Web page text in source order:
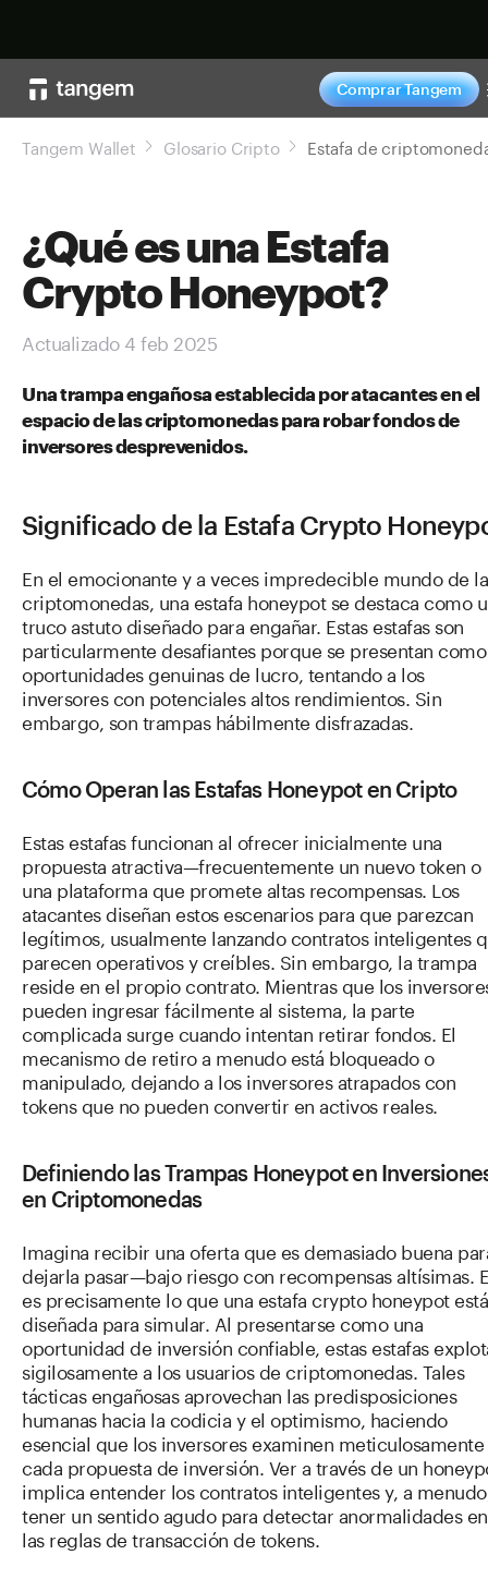
Comprar Tangem
Tangem Wallet Glosario Cripto
¿Qué es una Estafa
Crypto Honeypot?
Actualizado 4 feb 2025
Una trampa engañosa establecida por atacantes en el
espacio de las criptomonedas para robar fondos de
inversores desprevenidos.
Significado de la Estafa Crypto
En el emocionante y a veces impredecible mundo de
criptomonedas, una estafa honeypot se destaca como
truco astuto diseñado para engañar. Estas estafas son
particularmente desafiantes porque se presentan como
oportunidades genuinas de lucro, tentando a los
inversores con potenciales altos rendimientos. Sin
embargo, son trampas hábilmente disfrazadas.
Cómo Operan las Estafas Honeypot en Cripto
Estas estafas funcionan al ofrecer inicialmente una
propuesta atractiva—frecuentemente un nuevo token o
una plataforma que promete altas recompensas. Los
atacantes diseñan estos escenarios para que parezcan
legítimos, usualmente lanzando contratos inteligentes
parecen operativos y creíbles. Sin embargo, la trampa
reside en el propio contrato. Mientras que los
pueden ingresar fácilmente al sistema, la parte
complicada surge cuando intentan retirar fondos. El
mecanismo de retiro a menudo está bloqueado o
manipulado, dejando a los inversores atrapados con
tokens que no pueden convertir en activos reales.
Definiendo las Trampas Honeypot en
en Criptomonedas
Imagina recibir una oferta que es demasiado buena
dejarla pasar—bajo riesgo con recompensas altísimas.
es precisamente lo que una estafa crypto honeypot está
diseñada para simular. Al presentarse como una
oportunidad de inversión confiable, estas estafas
sigilosamente a los usuarios de criptomonedas. Tales
tácticas engañosas aprovechan las predisposiciones
humanas hacia la codicia y el optimismo, haciendo
esencial que los inversores examinen meticulosamente
cada propuesta de inversión. Ver a través de un
implica entender los contratos inteligentes y, a
tener un sentido agudo para detectar anormalidades en
las reglas de transacción de tokens.